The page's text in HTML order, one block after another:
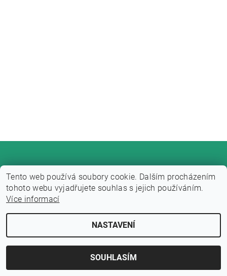
2026 © Fitness zone, všechna práva vyhrazenaUpravit nastavení cookies
Tento web používá soubory cookie. Dalším procházením
tohoto webu vyjadřujete souhlas s jejich používáním.
Více informací
NASTAVENÍ
SOUHLASÍM